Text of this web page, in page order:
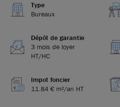
Type
Bureaux
Dépôt de garantie
3 mois de loyer
HT/HC
Impot foncier
11.84 € m²/an HT